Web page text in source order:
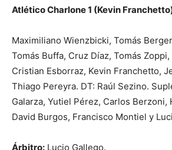
Atlético Charlone 1 (Kevin
Maximiliano Wienzbicki, Tomás
Tomás Buffa, Cruz Díaz, Tomás
Cristian Esborraz, Kevin Franchetto,
Thiago Pereyra. DT: Raúl Sezino.
Galarza, Yutiel Pérez, Carlos Berzoni,
David Burgos, Francisco Montiel y
Árbitro: Lucio Gallego.